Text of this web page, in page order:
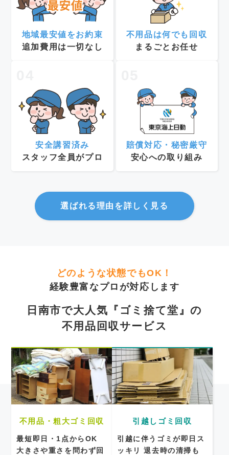
地域最安値をお約束
追加費用は一切なし
不用品は何でも回収
まるごとお任せ
安全講習済み
スタッフ全員がプロ
賠償対応・秘密厳守
安心への取り組み
選ばれる理由を詳しく見る
どのような状態でもOK！
経験豊富なプロが対応します
日南市で大人気『ゴミ捨て堂』の
不用品回収サービス
不用品・粗大ゴミ回収
最短即日・1点からOK
大きさや重さを問わず回
引越しゴミ回収
引越に伴うゴミが即日ス
ッキリ
退去時の清掃も